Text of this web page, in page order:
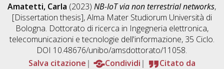
Amatetti, Carla (2023)NB-IoT via non terrestrial networks,
[Dissertation thesis], Alma Mater Studiorum Università di
Bologna. Dottorato di ricerca in Ingegneria elettronica,
telecomunicazioni e tecnologie dell'informazione, 35 Ciclo.
DOI 10.48676/unibo/amsdottorato/11058.
Salva citazione
Condividi
Citato da